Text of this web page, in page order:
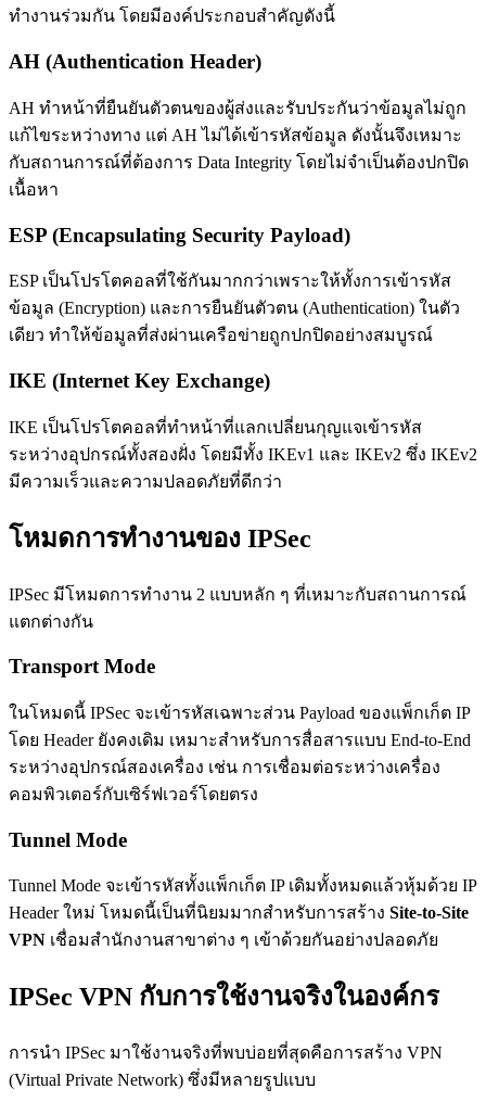
ทำงานร่วมกัน โดยมีองค์ประกอบสำคัญดังนี้
AH (Authentication Header)
AH ทำหน้าที่ยืนยันตัวตนของผู้ส่งและรับประกันว่าข้อมูลไม่ถูก
แก้ไขระหว่างทาง แต่ AH ไม่ได้เข้ารหัสข้อมูล ดังนั้นจึงเหมาะ
กับสถานการณ์ที่ต้องการ Data Integrity โดยไม่จำเป็นต้องปกปิด
เนื้อหา
ESP (Encapsulating Security Payload)
ESP เป็นโปรโตคอลที่ใช้กันมากกว่าเพราะให้ทั้งการเข้ารหัส
ข้อมูล (Encryption) และการยืนยันตัวตน (Authentication) ในตัว
เดียว ทำให้ข้อมูลที่ส่งผ่านเครือข่ายถูกปกปิดอย่างสมบูรณ์
IKE (Internet Key Exchange)
IKE เป็นโปรโตคอลที่ทำหน้าที่แลกเปลี่ยนกุญแจเข้ารหัส
ระหว่างอุปกรณ์ทั้งสองฝั่ง โดยมีทั้ง IKEv1 และ IKEv2 ซึ่ง IKEv2
มีความเร็วและความปลอดภัยที่ดีกว่า
โหมดการทำงานของ IPSec
IPSec มีโหมดการทำงาน 2 แบบหลัก ๆ ที่เหมาะกับสถานการณ์
แตกต่างกัน
Transport Mode
ในโหมดนี้ IPSec จะเข้ารหัสเฉพาะส่วน Payload ของแพ็กเก็ต IP
โดย Header ยังคงเดิม เหมาะสำหรับการสื่อสารแบบ End-to-End
ระหว่างอุปกรณ์สองเครื่อง เช่น การเชื่อมต่อระหว่างเครื่อง
คอมพิวเตอร์กับเซิร์ฟเวอร์โดยตรง
Tunnel Mode
Tunnel Mode จะเข้ารหัสทั้งแพ็กเก็ต IP เดิมทั้งหมดแล้วหุ้มด้วย IP
Header ใหม่ โหมดนี้เป็นที่นิยมมากสำหรับการสร้าง Site-to-Site
VPN เชื่อมสำนักงานสาขาต่าง ๆ เข้าด้วยกันอย่างปลอดภัย
IPSec VPN กับการใช้งานจริงในองค์กร
การนำ IPSec มาใช้งานจริงที่พบบ่อยที่สุดคือการสร้าง VPN
(Virtual Private Network) ซึ่งมีหลายรูปแบบ